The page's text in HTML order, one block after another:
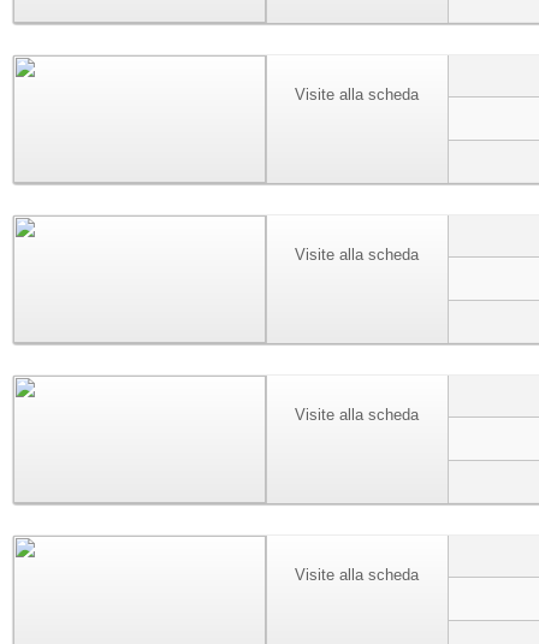
Visite alla scheda
Visite alla scheda
Visite alla scheda
Visite alla scheda